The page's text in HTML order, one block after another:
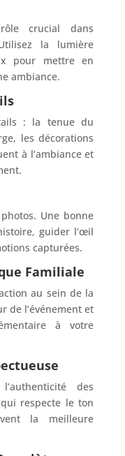
crucial dans
la lumière
pour mettre en
ambiance.
: la tenue du
les décorations
à l’ambiance et
Une bonne
guider l’œil
capturées.
Familiale
au sein de la
de l’événement et
à votre
des
respecte le ton
la meilleure